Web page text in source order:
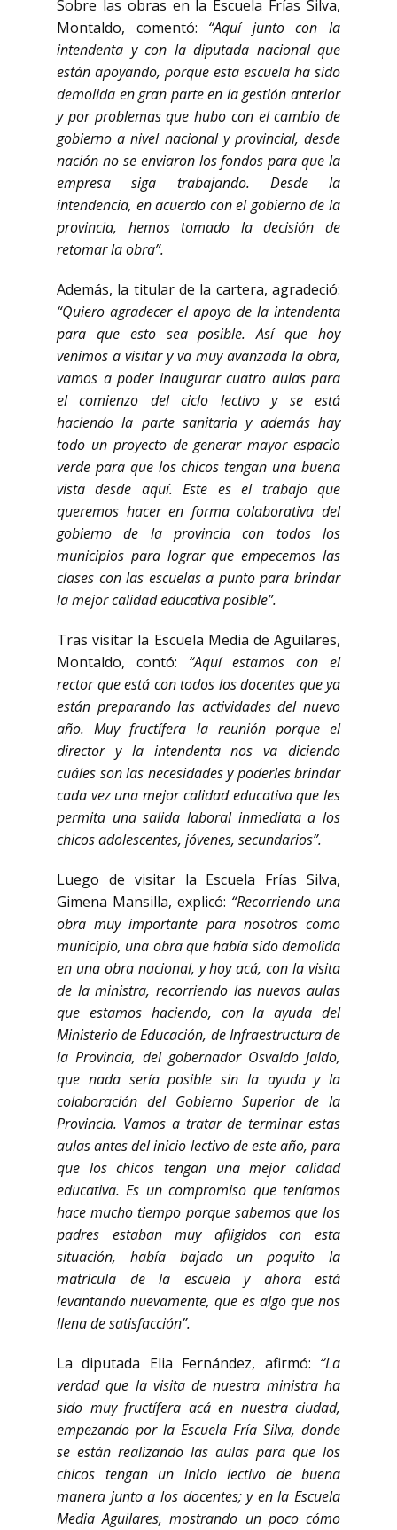
Sobre las obras en la Escuela Frías Silva,
Montaldo, comentó: “Aquí junto con la
intendenta y con la diputada nacional que
están apoyando, porque esta escuela ha sido
demolida en gran parte en la gestión anterior
y por problemas que hubo con el cambio de
gobierno a nivel nacional y provincial, desde
nación no se enviaron los fondos para que la
empresa siga trabajando. Desde la
intendencia, en acuerdo con el gobierno de la
provincia, hemos tomado la decisión de
retomar la obra”.
Además, la titular de la cartera, agradeció:
“Quiero agradecer el apoyo de la intendenta
para que esto sea posible. Así que hoy
venimos a visitar y va muy avanzada la obra,
vamos a poder inaugurar cuatro aulas para
el comienzo del ciclo lectivo y se está
haciendo la parte sanitaria y además hay
todo un proyecto de generar mayor espacio
verde para que los chicos tengan una buena
vista desde aquí. Este es el trabajo que
queremos hacer en forma colaborativa del
gobierno de la provincia con todos los
municipios para lograr que empecemos las
clases con las escuelas a punto para brindar
la mejor calidad educativa posible”.
Tras visitar la Escuela Media de Aguilares,
Montaldo, contó: “Aquí estamos con el
rector que está con todos los docentes que ya
están preparando las actividades del nuevo
año. Muy fructífera la reunión porque el
director y la intendenta nos va diciendo
cuáles son las necesidades y poderles brindar
cada vez una mejor calidad educativa que les
permita una salida laboral inmediata a los
chicos adolescentes, jóvenes, secundarios”.
Luego de visitar la Escuela Frías Silva,
Gimena Mansilla, explicó: “Recorriendo una
obra muy importante para nosotros como
municipio, una obra que había sido demolida
en una obra nacional, y hoy acá, con la visita
de la ministra, recorriendo las nuevas aulas
que estamos haciendo, con la ayuda del
Ministerio de Educación, de Infraestructura de
la Provincia, del gobernador Osvaldo Jaldo,
que nada sería posible sin la ayuda y la
colaboración del Gobierno Superior de la
Provincia. Vamos a tratar de terminar estas
aulas antes del inicio lectivo de este año, para
que los chicos tengan una mejor calidad
educativa. Es un compromiso que teníamos
hace mucho tiempo porque sabemos que los
padres estaban muy afligidos con esta
situación, había bajado un poquito la
matrícula de la escuela y ahora está
levantando nuevamente, que es algo que nos
llena de satisfacción”.
La diputada Elia Fernández, afirmó: “La
verdad que la visita de nuestra ministra ha
sido muy fructífera acá en nuestra ciudad,
empezando por la Escuela Fría Silva, donde
se están realizando las aulas para que los
chicos tengan un inicio lectivo de buena
manera junto a los docentes; y en la Escuela
Media Aguilares, mostrando un poco cómo